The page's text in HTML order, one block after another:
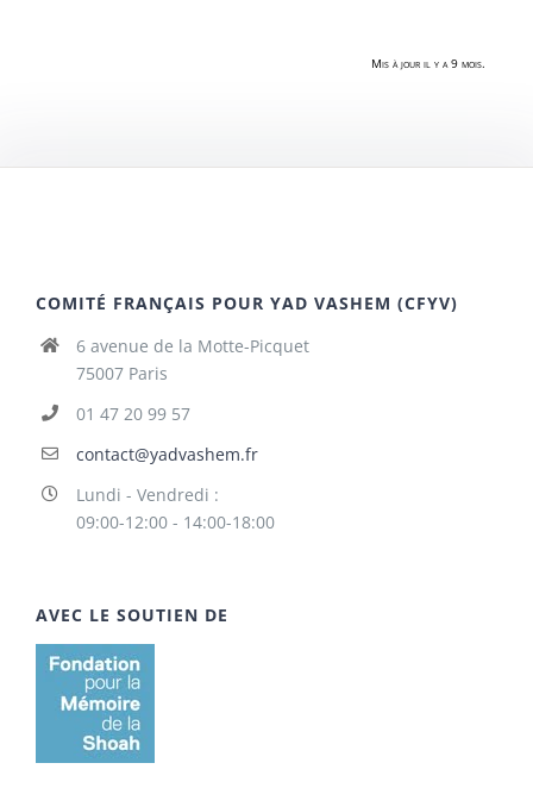
Mis à jour il y a 9 mois.
COMITÉ FRANÇAIS POUR YAD VASHEM (CFYV)
6 avenue de la Motte-Picquet
75007 Paris
01 47 20 99 57
contact@yadvashem.fr
Lundi - Vendredi :
09:00-12:00 - 14:00-18:00
AVEC LE SOUTIEN DE